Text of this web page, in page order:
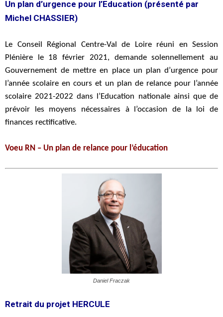
Un plan d’urgence pour l’Education (présenté par
Michel CHASSIER)
Le Conseil Régional Centre-Val de Loire réuni en Session
Plénière le 18 février 2021, demande solennellement au
Gouvernement de mettre en place un plan d’urgence pour
l’année scolaire en cours et un plan de relance pour l’année
scolaire 2021-2022 dans l’Education nationale ainsi que de
prévoir les moyens nécessaires à l’occasion de la loi de
finances rectificative.
Voeu RN – Un plan de relance pour l’éducation
Daniel Fraczak
Retrait du projet HERCULE